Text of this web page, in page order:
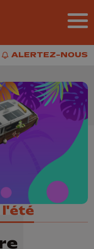
ALERTEZ-NOUS
ALERTEZ-NOUS
l'été